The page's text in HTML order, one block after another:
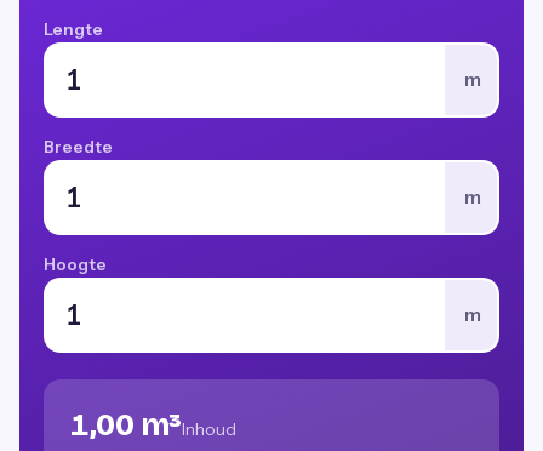
Lengte
m
Breedte
m
Hoogte
m
1,00 m³Inhoud